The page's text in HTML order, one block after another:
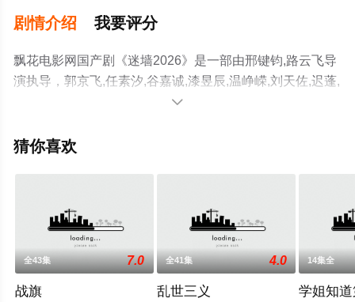
剧情介绍 我要评分
飘花电影网国产剧《迷墙2026》是一部由邢键钧,路云飞导
演执导，郭京飞,任素汐,谷嘉诚,漆昱辰,温峥嵘,刘天佐,迟蓬,
方芳,董博,朱袁员,王伯昭,郑楚一等演员精彩演绎的大陆电
未删减完整版电视剧全集就上飘花影院，更多相关信息可

猜你喜欢
全43集 7.0
战旗
全41集 4.0
乱世三义
14集全
学姐知